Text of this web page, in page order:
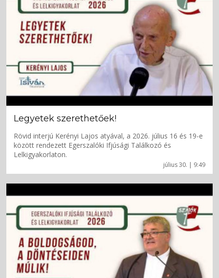
július 30. | 9:49
Legyetek szerethetőek!
Rövid interjú Kerényi Lajos atyával, a 2026. július 16 és 19-e
között rendezett Egerszalóki Ifjúsági Találkozó és
Lelkigyakorlaton.